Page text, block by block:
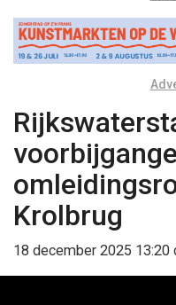
Krolbrug
18 december 2025 13:20